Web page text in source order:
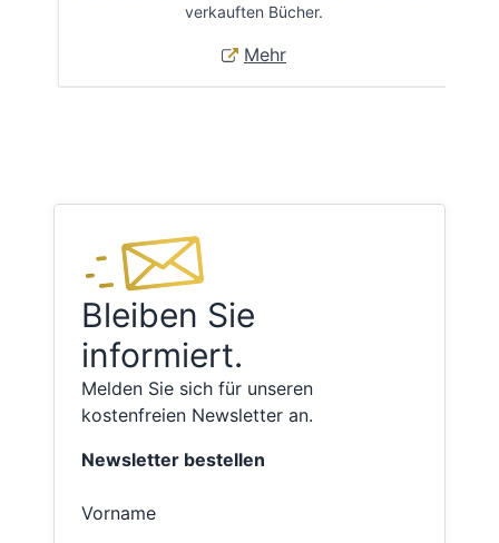
verkauften Bücher.
Mehr
Bleiben Sie
informiert.
Melden Sie sich für unseren
kostenfreien Newsletter an.